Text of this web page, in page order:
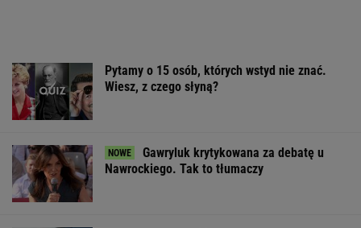
ZUS dopłaca Ukraińcom do emerytur.
Konfederacja grzmi, ale zapomina o ważnej
Brat Grbicia radzi mu nie wracać do Serbii. "To
przerażające"